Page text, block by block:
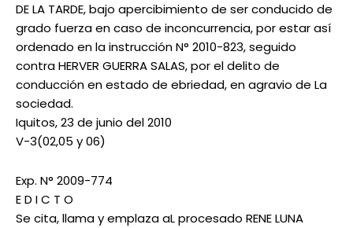
DE LA TARDE, bajo apercibimiento de ser conducido de
grado fuerza en caso de inconcurrencia, por estar así
ordenado en la instrucción N° 2010-823, seguido
contra HERVER GUERRA SALAS, por el delito de
conducción en estado de ebriedad, en agravio de La
sociedad.
Iquitos, 23 de junio del 2010
V-3(02,05 y 06)
Exp. N° 2009-774
E D I C T O
Se cita, llama y emplaza aL procesado RENE LUNA